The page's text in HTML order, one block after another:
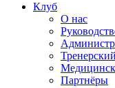
Клуб
О нас
Партнёры